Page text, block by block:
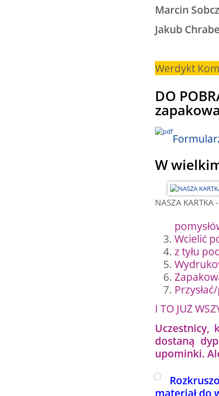
Marcin
Jakub
Werdykt
DO
W
NASZA
Wcielić
z tyłu
I TO JUŻ
Uczestnicy,
dostaną
upominki.
materiał do